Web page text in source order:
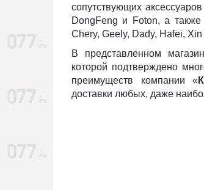
сопутствующих
DongFeng и Foton, а
Chery, Geely, Dady, Hafei, Xin
В представленном
которой подтверждено
преимуществ компании «
доставки любых, даже